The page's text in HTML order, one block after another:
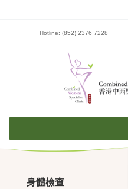
Hotline: (852) 2376 7228
身體檢查